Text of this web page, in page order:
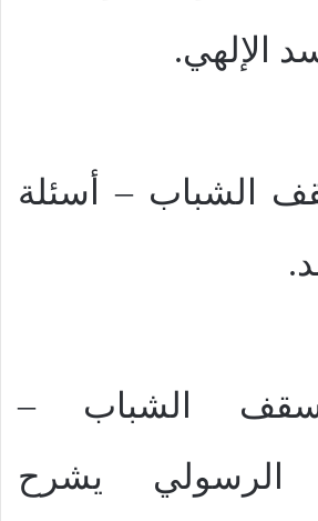
الإلهي.
الشباب – أسئلة
الشباب –
الرسولي يشرح